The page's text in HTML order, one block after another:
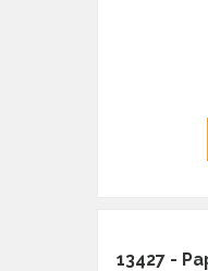
13427 -